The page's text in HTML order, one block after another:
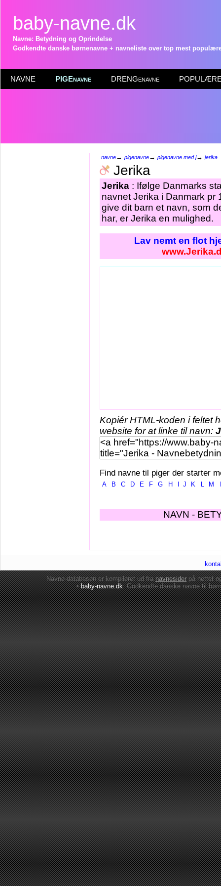
baby-navne.dk
Navne: Betydning og Oprindelse
Godkendte danske børnenavne + navneliste over top mest
NAVNE PIGEnavne DRENGenavne POPULÆRE
navne→ pigenavne→ pigenavne med j→ jerika
Jerika
Jerika : Ifølge Danmarks
navnet Jerika i Danmark pr
give dit barn et navn, som
har, er Jerika en mulighed.
Lav nemt en flot
Kopiér HTML-koden i feltet
website for at linke til navn:
Find navne til piger der starter
A B C D E F G H J K L M
NAVN -
Navne-databasen er kompileret ud franavnesiderpå nettet
•baby-navne.dk: Godkendte danskenavne til børn